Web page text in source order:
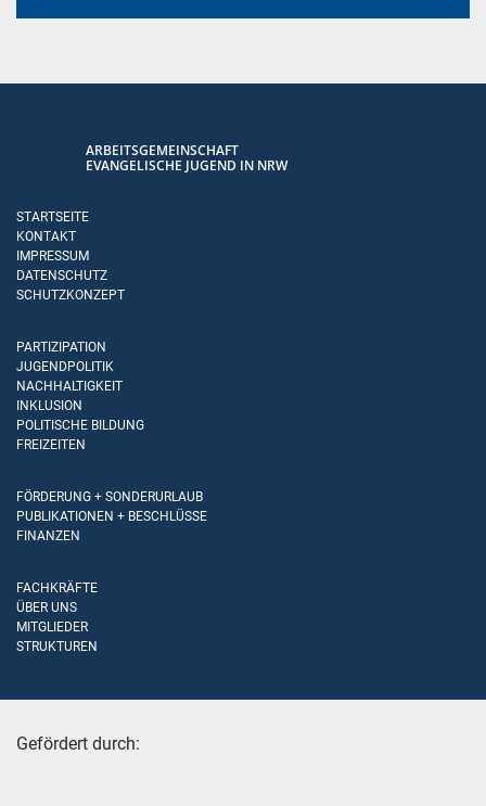
ARBEITSGEMEINSCHAFT
EVANGELISCHE JUGEND IN NRW
STARTSEITE
KONTAKT
IMPRESSUM
DATENSCHUTZ
SCHUTZKONZEPT
PARTIZIPATION
JUGENDPOLITIK
NACHHALTIGKEIT
INKLUSION
POLITISCHE BILDUNG
FREIZEITEN
FÖRDERUNG + SONDERURLAUB
PUBLIKATIONEN + BESCHLÜSSE
FINANZEN
FACHKRÄFTE
ÜBER UNS
MITGLIEDER
STRUKTUREN
Gefördert durch: